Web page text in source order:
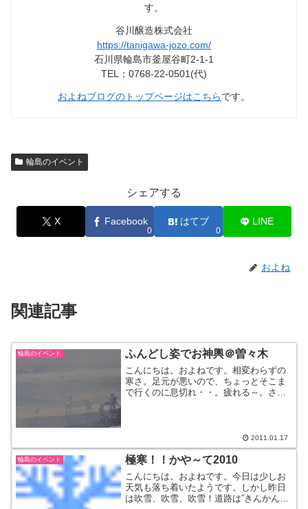
す。
谷川醸造株式会社
https://tanigawa-jozo.com/
石川県輪島市釜屋谷町2-1-1
TEL：0768-22-0501(代)
およねブログのトップページはこちらです。
輪島のイベント
シェアする
X Facebook
0
はてブ
0
LINE
およね
関連記事
輪島のイベント ふんどし姿でお神輿＠曽々木
こんにちは。およねです。相変わらずの
寒さ。足元が悪いので、ちょっとそこま
で行くのに息切れ・・。疲れる～。さて
2011.01.17
輪島のイベント 極寒！！かや～て2010
こんにちは。およねです。今日は少しお
天気も落ち着いたようです。しかし昨日
は吹雪、吹雪、吹雪！道路は”きんかんな